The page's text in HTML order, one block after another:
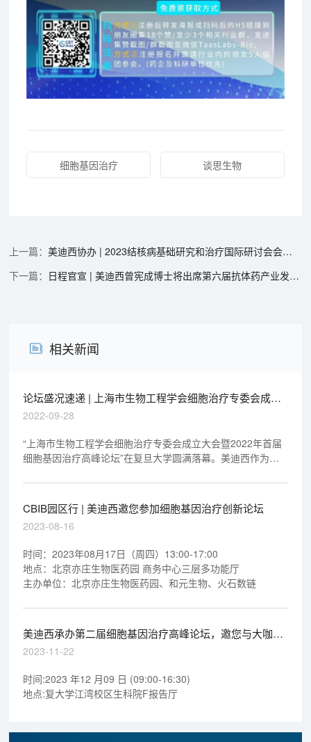
细胞基因治疗 谈思生物
美迪西协办 | 2023结核病基础研究和治疗国际研讨会会议通知
日程官宣 | 美迪西曾宪成博士将出席第六届抗体药产业发展大会，分享非临床研究策略思考
相关新闻
论坛盛况速递 | 上海市生物工程学会细胞治疗专委会成立
大会暨2022年首届细胞基因治疗高峰论坛圆满举办
2022-09-28
“上海市生物工程学会细胞治疗专委会成立大会暨2022年首届
细胞基因治疗高峰论坛”在复旦大学圆满落幕。美迪西作为此
&CEO 陈春麟、首席科学官彭双清教授、药理药效与生物部副
总裁邓静博士出席会议并与行业同仁展开深入交流与探讨，积
极推动细胞基因治疗产业的发展与创新。
CBIB园区行 | 美迪西邀您参加细胞基因治疗创新论坛
2023-08-16
时间：2023年08月17日（周四）13:00-17:00
地点：北京亦庄生物医药园 商务中心三层多功能厅
主办单位：北京亦庄生物医药园、和元生物、火石数链
美迪西承办第二届细胞基因治疗高峰论坛，邀您与大咖解
读细胞基因治疗前沿
2023-11-22
时间:2023 年12 月09 日 (09:00-16:30)
地点:复大学江湾校区生科院F报告厅